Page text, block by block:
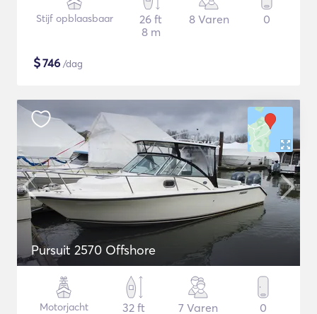
Stijf opblaasbaar
26 ft
8 m
8 Varen 0
$746 /dag
Pursuit 2570 Offshore
Motorjacht
32 ft
7 Varen 0